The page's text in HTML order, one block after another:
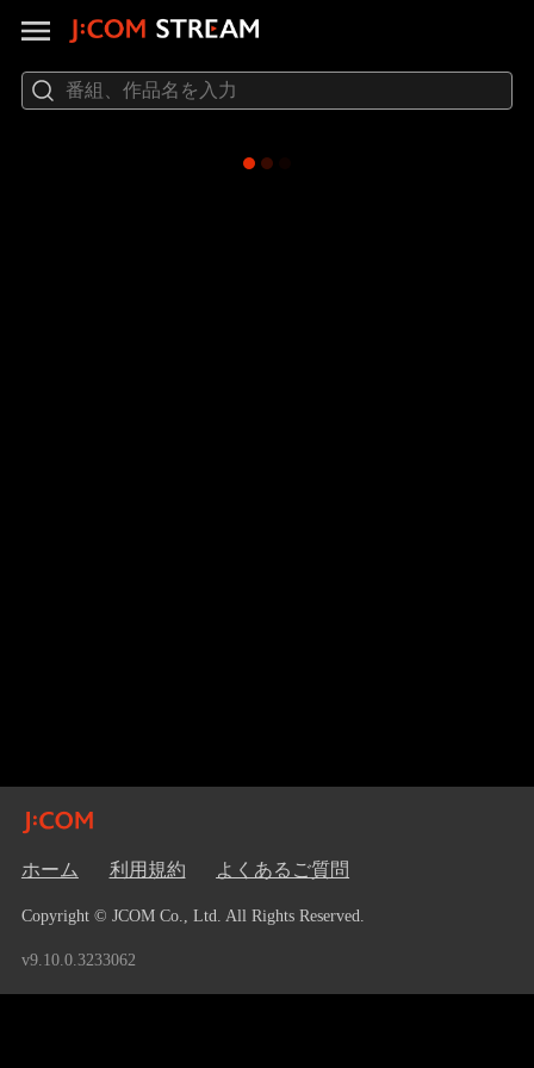
ホーム 利用規約 よくあるご質問
Copyright © JCOM Co., Ltd. All Rights Reserved.
v9.10.0.3233062